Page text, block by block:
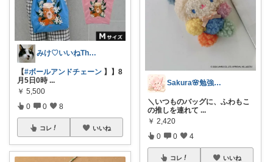
みけ♡いいねThanks☆
【#ボールアンドチェーン 】】8
月5日0時 ...
￥ 5,500
0 0 8
コレ いいね
Sakura🌸勉強と暮らし愛用品
＼いつものバッグに、ふわもこ
の推しを連れて ...
￥ 2,420
0 0 4
コレ いいね